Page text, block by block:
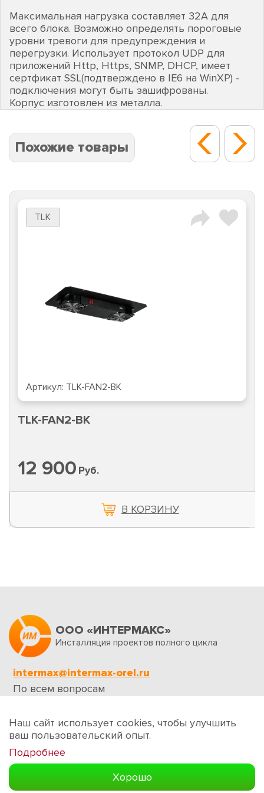
Максимальная нагрузка составляет 32А для
всего блока. Возможно определять пороговые
уровни тревоги для предупреждения и
перегрузки. Использует протокол UDP для
приложений Http, Https, SNMP, DHCP, имеет
сертфикат SSL(подтверждено в IE6 на WinXP) -
подключения могут быть зашифрованы.
Корпус изготовлен из металла.
Похожие товары
TLK
Артикул: TLK-FAN2-BK
TLK-FAN2-BK
12 900 Руб.
В КОРЗИНУ
ООО «ИНТЕРМАКС»
Инсталляция проектов полного цикла
intermax@intermax-orel.ru
По всем вопросам
Обратная связь
Наш сайт использует cookies, чтобы улучшить
ваш пользовательский опыт.
Подробнее
Хорошо